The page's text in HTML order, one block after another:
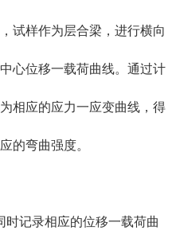
，试样作为层合梁，进行横向
心位移一载荷曲线。通过计
相应的应力一应变曲线，得
的弯曲强度。
时记录相应的位移一载荷曲